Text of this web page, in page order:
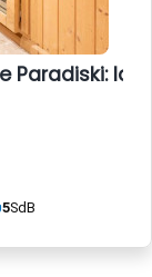
Paradiski:
5SdB